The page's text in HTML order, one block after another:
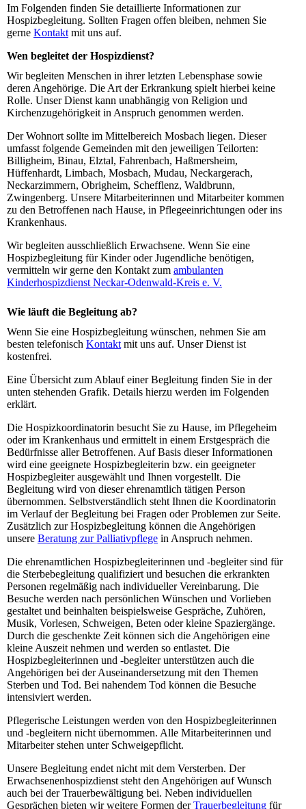
Im Folgenden finden Sie detaillierte Informationen zur
Hospizbegleitung. Sollten Fragen offen bleiben, nehmen Sie
gerne Kontakt mit uns auf.
Wen begleitet der Hospizdienst?
Wir begleiten Menschen in ihrer letzten Lebensphase sowie
deren Angehörige. Die Art der Erkrankung spielt hierbei keine
Rolle. Unser Dienst kann unabhängig von Religion und
Kirchenzugehörigkeit in Anspruch genommen werden.
Der Wohnort sollte im Mittelbereich Mosbach liegen. Dieser
umfasst folgende Gemeinden mit den jeweiligen Teilorten:
Billigheim, Binau, Elztal, Fahrenbach, Haßmersheim,
Hüffenhardt, Limbach, Mosbach, Mudau, Neckargerach,
Neckarzimmern, Obrigheim, Schefflenz, Waldbrunn,
Zwingenberg. Unsere Mitarbeiterinnen und Mitarbeiter kommen
zu den Betroffenen nach Hause, in Pflegeeinrichtungen oder ins
Krankenhaus.
Wir begleiten ausschließlich Erwachsene. Wenn Sie eine
Hospizbegleitung für Kinder oder Jugendliche benötigen,
vermitteln wir gerne den Kontakt zum ambulanten
Kinderhospizdienst Neckar-Odenwald-Kreis e. V.
Wie läuft die Begleitung ab?
Wenn Sie eine Hospizbegleitung wünschen, nehmen Sie am
besten telefonisch Kontakt mit uns auf. Unser Dienst ist
kostenfrei.
Eine Übersicht zum Ablauf einer Begleitung finden Sie in der
unten stehenden Grafik. Details hierzu werden im Folgenden
erklärt.
Die Hospizkoordinatorin besucht Sie zu Hause, im Pflegeheim
oder im Krankenhaus und ermittelt in einem Erstgespräch die
Bedürfnisse aller Betroffenen. Auf Basis dieser Informationen
wird eine geeignete Hospizbegleiterin bzw. ein geeigneter
Hospizbegleiter ausgewählt und Ihnen vorgestellt. Die
Begleitung wird von dieser ehrenamtlich tätigen Person
übernommen. Selbstverständlich steht Ihnen die Koordinatorin
im Verlauf der Begleitung bei Fragen oder Problemen zur Seite.
Zusätzlich zur Hospizbegleitung können die Angehörigen
unsere Beratung zur Palliativpflege in Anspruch nehmen.
Die ehrenamtlichen Hospizbegleiterinnen und -begleiter sind für
die Sterbebegleitung qualifiziert und besuchen die erkrankten
Personen regelmäßig nach individueller Vereinbarung. Die
Besuche werden nach persönlichen Wünschen und Vorlieben
gestaltet und beinhalten beispielsweise Gespräche, Zuhören,
Musik, Vorlesen, Schweigen, Beten oder kleine Spaziergänge.
Durch die geschenkte Zeit können sich die Angehörigen eine
kleine Auszeit nehmen und werden so entlastet. Die
Hospizbegleiterinnen und -begleiter unterstützen auch die
Angehörigen bei der Auseinandersetzung mit den Themen
Sterben und Tod. Bei nahendem Tod können die Besuche
intensiviert werden.
Pflegerische Leistungen werden von den Hospizbegleiterinnen
und -begleitern nicht übernommen. Alle Mitarbeiterinnen und
Mitarbeiter stehen unter Schweigepflicht.
Unsere Begleitung endet nicht mit dem Versterben. Der
Erwachsenenhospizdienst steht den Angehörigen auf Wunsch
auch bei der Trauerbewältigung bei. Neben individuellen
Gesprächen bieten wir weitere Formen derTrauerbegleitung für